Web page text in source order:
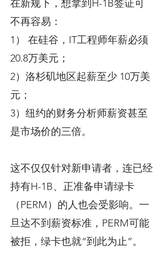
在新规下，想拿到H-1B签证可
不再容易：
1） 在硅谷，IT工程师年薪必须
20.8万美元；
2）洛杉矶地区起薪至少 10万美
元；
3）纽约的财务分析师薪资甚至
是市场价的三倍。
这不仅仅针对新申请者，连已经
持有H-1B、正准备申请绿卡
（PERM）的人也会受影响。一
旦达不到薪资标准，PERM可能
被拒，绿卡也就“到此为止”。